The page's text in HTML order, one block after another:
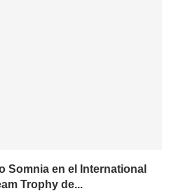
Somnia en el International
Trophy de...